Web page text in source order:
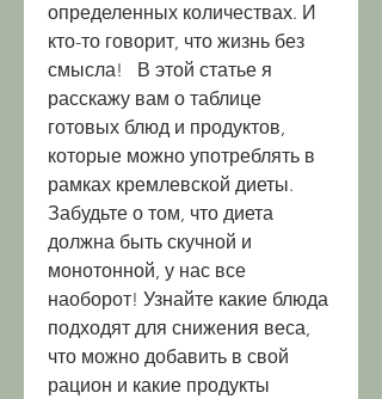
определенных количествах. И
кто-то говорит, что жизнь без
смысла!   В этой статье я
расскажу вам о таблице
готовых блюд и продуктов,
которые можно употреблять в
рамках кремлевской диеты.
Забудьте о том, что диета
должна быть скучной и
монотонной, у нас все
наоборот! Узнайте какие блюда
подходят для снижения веса,
что можно добавить в свой
рацион и какие продукты